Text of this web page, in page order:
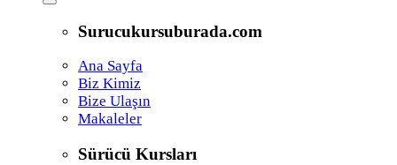
Surucukursuburada.com
Ana Sayfa
Biz Kimiz
Bize Ulaşın
Makaleler
Sürücü Kursları